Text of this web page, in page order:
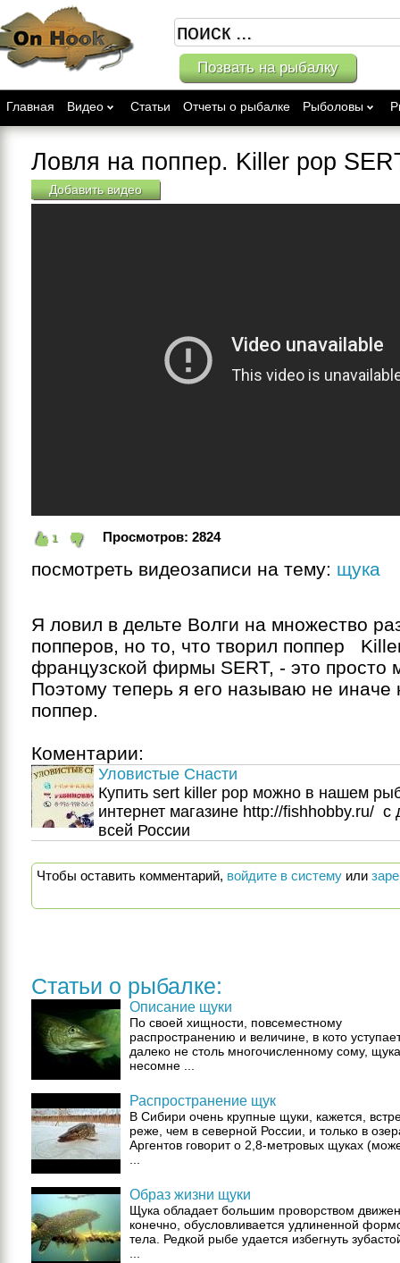
Позвать на рыбалку
Главная Видео Статьи Отчеты о рыбалке Рыболовы
Ловля на поппер. Killer pop
Добавить видео
1 Просмотров: 2824
посмотреть видеозаписи на тему: щука
Я ловил в дельте Волги на множество
попперов, но то, что творил поппер
французской фирмы SERT, - это просто
Поэтому теперь я его называю не иначе
поппер.
Коментарии:
Уловистые Снасти
Купить sert killer pop можно в нашем
интернет магазине http://fishhobby.ru/  с
всей России
Чтобы оставить комментарий, войдите в систему или
Статьи о рыбалке:
Описание щуки
По своей хищности, повсеместному
распространению и величине, в кото
далеко не столь многочисленному сому,
несомне ...
Распространение щук
В Сибири очень крупные щуки, кажется,
реже, чем в северной России, и только в
Аргентов говорит о 2,8-метровых щуках
Образ жизни щуки
Щука обладает большим проворством
конечно, обусловливается удлиненной
тела. Редкой рыбе удается избегнуть